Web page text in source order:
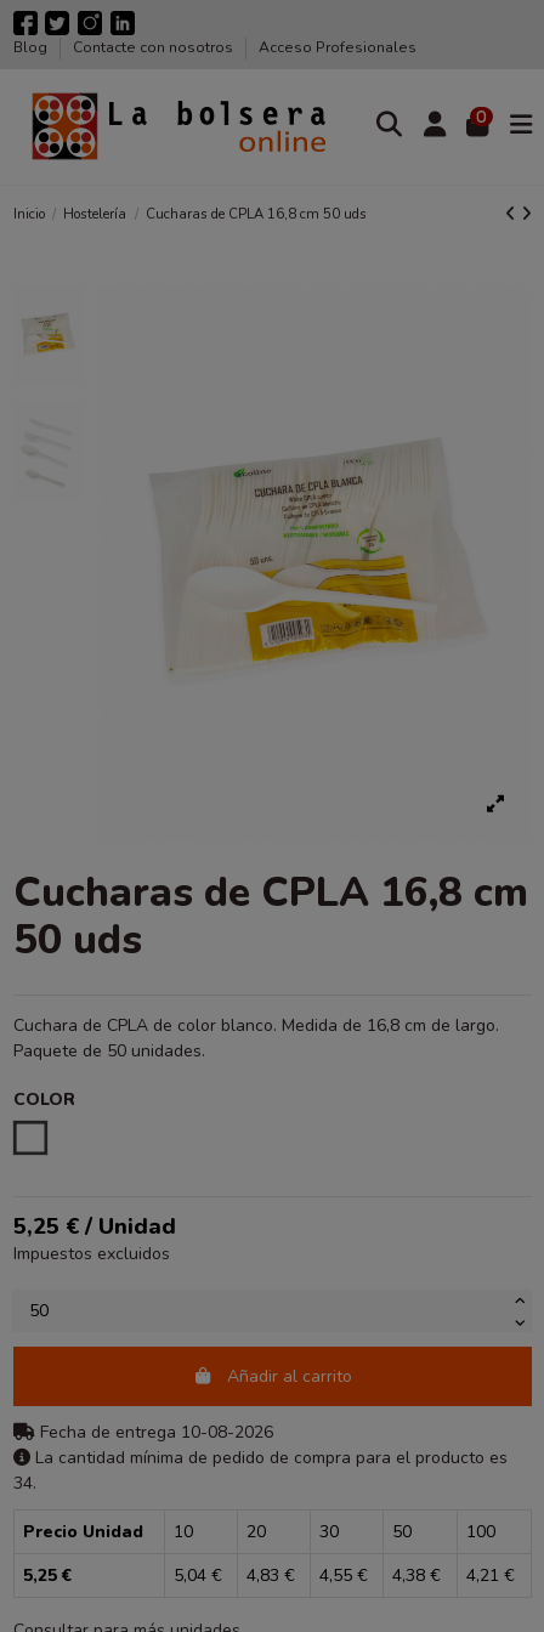
Blog Contacte con nosotros Acceso Profesionales
0
Inicio Hostelería Cucharas de CPLA 16,8 cm 50 uds
Cucharas de CPLA 16,8 cm
50 uds
Cuchara de CPLA de color blanco. Medida de 16,8 cm de largo.
Paquete de 50 unidades.
COLOR
5,25 € / Unidad
Impuestos excluidos
Añadir al carrito
Fecha de entrega 10-08-2026
La cantidad mínima de pedido de compra para el producto es
34.
Precio Unidad 10 20 30 50
100
5,25 €
5,04 € 4,83 € 4,55 € 4,38 € 4,21 €